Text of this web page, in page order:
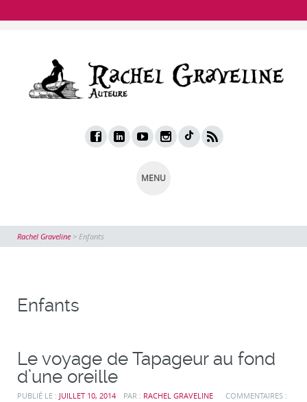
MENU
Rachel Graveline > Enfants
Enfants
Le voyage de Tapageur au fond
d’une oreille
PUBLIÉ LE : JUILLET 10, 2014 PAR : RACHEL GRAVELINE
COMMENTAIRES :